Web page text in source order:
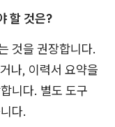
할 것은?
것을 권장합니다.
나, 이력서 요약을
니다. 별도 도구
다.